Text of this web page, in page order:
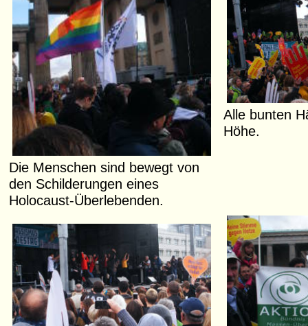
Die Menschen sind bewegt von
den Schilderungen eines
Holocaust-Überlebenden.
Alle bunten
Höhe.